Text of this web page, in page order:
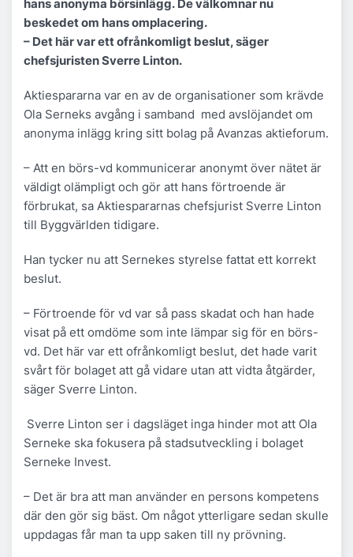
hans anonyma börsinlägg. De välkomnar nu
beskedet om hans omplacering.
– Det här var ett ofrånkomligt beslut, säger
chefsjuristen Sverre Linton.
Aktiespararna var en av de organisationer som krävde
Ola Serneks avgång i samband med avslöjandet om
anonyma inlägg kring sitt bolag på Avanzas aktieforum.
– Att en börs-vd kommunicerar anonymt över nätet är
väldigt olämpligt och gör att hans förtroende är
förbrukat, sa Aktiespararnas chefsjurist Sverre Linton
till Byggvärlden tidigare.
Han tycker nu att Sernekes styrelse fattat ett korrekt
beslut.
– Förtroende för vd var så pass skadat och han hade
visat på ett omdöme som inte lämpar sig för en börs-
vd. Det här var ett ofrånkomligt beslut, det hade varit
svårt för bolaget att gå vidare utan att vidta åtgärder,
säger Sverre Linton.
Sverre Linton ser i dagsläget inga hinder mot att Ola
Serneke ska fokusera på stadsutveckling i bolaget
Serneke Invest.
– Det är bra att man använder en persons kompetens
där den gör sig bäst. Om något ytterligare sedan skulle
uppdagas får man ta upp saken till ny prövning.